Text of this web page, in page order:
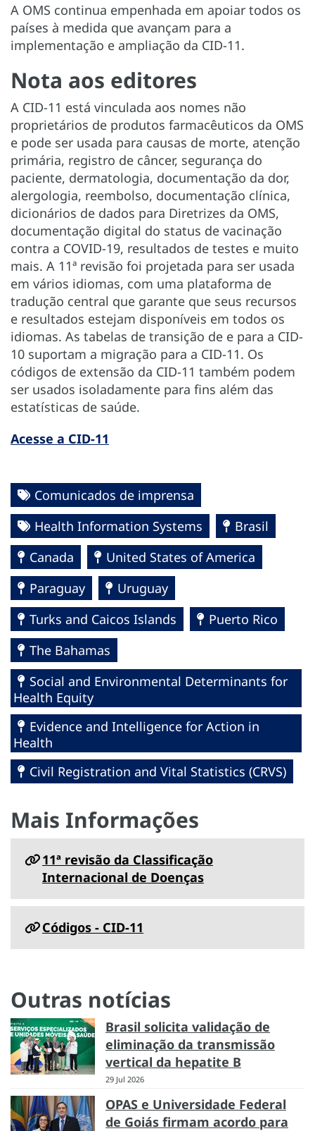
A OMS continua empenhada em apoiar todos os
países à medida que avançam para a
implementação e ampliação da CID-11.
Nota aos editores
A CID-11 está vinculada aos nomes não
proprietários de produtos farmacêuticos da OMS
e pode ser usada para causas de morte, atenção
primária, registro de câncer, segurança do
paciente, dermatologia, documentação da dor,
alergologia, reembolso, documentação clínica,
dicionários de dados para Diretrizes da OMS,
documentação digital do status de vacinação
contra a COVID-19, resultados de testes e muito
mais. A 11ª revisão foi projetada para ser usada
em vários idiomas, com uma plataforma de
tradução central que garante que seus recursos
e resultados estejam disponíveis em todos os
idiomas. As tabelas de transição de e para a CID-
10 suportam a migração para a CID-11. Os
códigos de extensão da CID-11 também podem
ser usados isoladamente para fins além das
estatísticas de saúde.
Acesse a CID-11
Comunicados de imprensa
Health Information Systems
Brasil
Canada
United States of America
Paraguay
Uruguay
Turks and Caicos Islands
Puerto Rico
The Bahamas
Social and Environmental Determinants for
Health Equity
Evidence and Intelligence for Action in
Health
Civil Registration and Vital Statistics (CRVS)
Mais Informações
11ª revisão da Classificação
Internacional de Doenças
Códigos - CID-11
Outras notícias
Brasil solicita validação de
eliminação da transmissão
vertical da hepatite B
29 Jul 2026
OPAS e Universidade Federal
de Goiás firmam acordo para